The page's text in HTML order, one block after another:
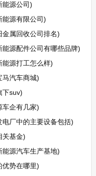
能源公司)
能源有限公司)
属回收公司排名)
源配件公司有哪些品牌)
源打工怎么样)
马汽车商城)
下suv)
车企有几家)
厂中的主要设备包括)
关基金)
源汽车生产基地)
优势在哪里)